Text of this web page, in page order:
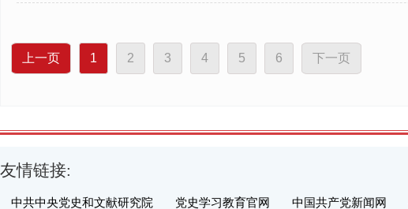
上一页 1 2 3 4 5 6 下一页
友情链接:
中共中央党史和文献研究院 党史学习教育官网 中国共产党新闻网